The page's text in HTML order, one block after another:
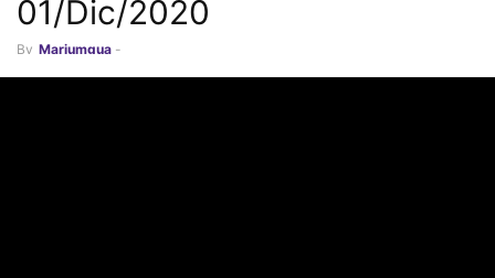
01/Dic/2020
By Marjumgua -